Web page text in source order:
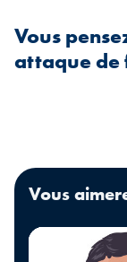
Vous
attaque de
Vous